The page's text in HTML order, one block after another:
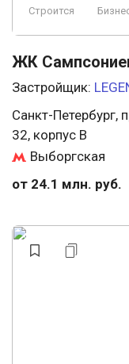
Строится
ЖК
Застройщик:
Санкт-Петербург,
32, корпус В
Выборгская
от 24.1 млн. руб.